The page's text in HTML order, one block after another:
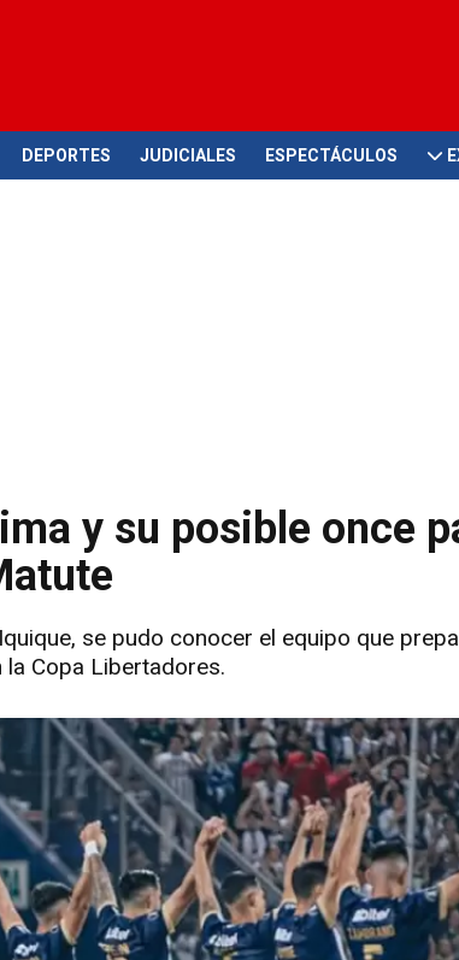
DEPORTES JUDICIALES ESPECTÁCULOS
y su posible once
se pudo conocer el equipo que
Copa Libertadores.